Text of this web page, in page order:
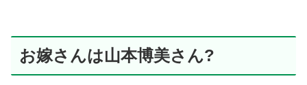
お嫁さんは山本博美さん?